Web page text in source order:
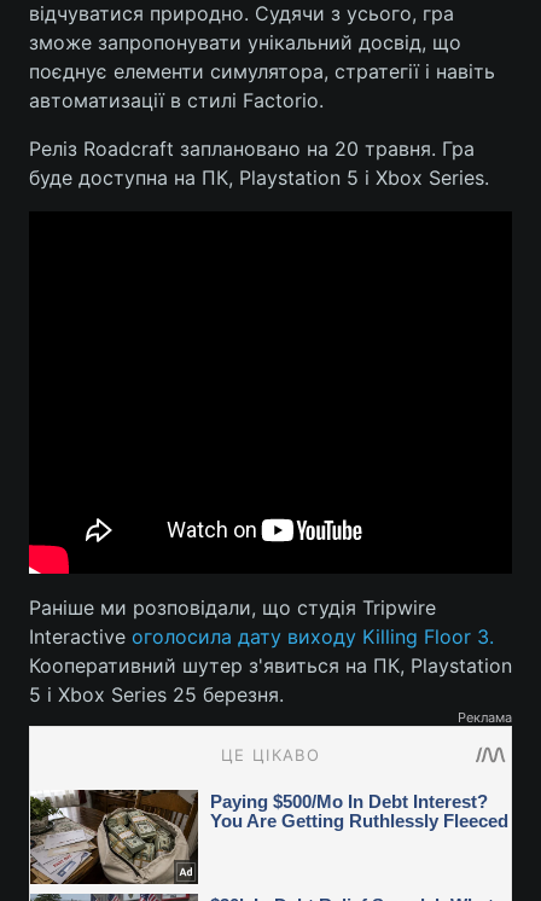
відчуватися природно. Судячи з усього, гра
зможе запропонувати унікальний досвід, що
поєднує елементи симулятора, стратегії і навіть
автоматизації в стилі Factorio.
Реліз Roadcraft заплановано на 20 травня. Гра
буде доступна на ПК, Playstation 5 і Xbox Series.
Раніше ми розповідали, що студія Tripwire
Interactive оголосила дату виходу Killing Floor 3.
Кооперативний шутер з'явиться на ПК, Playstation
5 і Xbox Series 25 березня.
Реклама